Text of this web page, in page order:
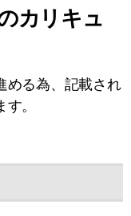
カリキュ
める為、記載され
。